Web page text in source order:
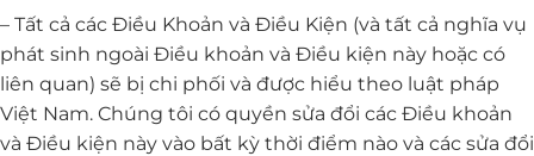
– Tất cả các Điều Khoản và Điều Kiện (và tất cả nghĩa vụ
phát sinh ngoài Điều khoản và Điều kiện này hoặc có
liên quan) sẽ bị chi phối và được hiểu theo luật pháp
Việt Nam. Chúng tôi có quyền sửa đổi các Điều khoản
và Điều kiện này vào bất kỳ thời điểm nào và các sửa đổi